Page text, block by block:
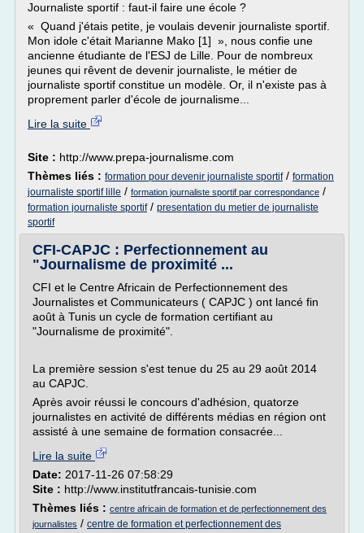
Journaliste sportif : faut-il faire une école ?
« Quand j'étais petite, je voulais devenir journaliste sportif.
Mon idole c'était Marianne Mako [1] », nous confie une
ancienne étudiante de l'ESJ de Lille. Pour de nombreux
jeunes qui rêvent de devenir journaliste, le métier de
journaliste sportif constitue un modèle. Or, il n'existe pas à
proprement parler d'école de journalisme...
Lire la suite
Site : http://www.prepa-journalisme.com
Thèmes liés : formation pour devenir journaliste sportif/ formation
journaliste sportif lille / formation journaliste sportif par correspondance /
formation journaliste sportif/ presentation du metier de journaliste
sportif
CFI-CAPJC : Perfectionnement au
"Journalisme de proximité ...
CFI et le Centre Africain de Perfectionnement des
Journalistes et Communicateurs ( CAPJC ) ont lancé fin
août à Tunis un cycle de formation certifiant au
"Journalisme de proximité".
La première session s'est tenue du 25 au 29 août 2014
au CAPJC.
Après avoir réussi le concours d'adhésion, quatorze
journalistes en activité de différents médias en région ont
assisté à une semaine de formation consacrée...
Lire la suite
Date: 2017-11-26 07:58:29
Site : http://www.institutfrancais-tunisie.com
Thèmes liés : centre africain de formation et de perfectionnement des
journalistes / centre de formation et perfectionnement des